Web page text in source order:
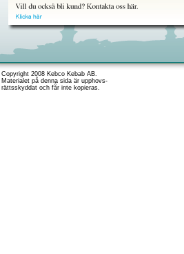
Copyright 2008 Kebco Kebab AB.
Materialet på denna sida är upphovs-
rättsskyddat och får inte kopieras.